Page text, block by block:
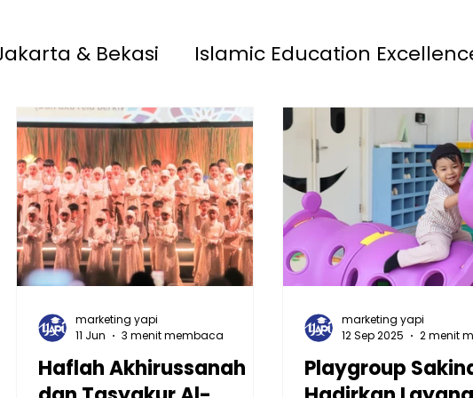
& Bekasi Islamic Education
SDIA 13 Rawamangun YAPI Playgroup
SMAIA 33 Jatimakmur
Haflah Akhirussanah
marketing yapi
11 Jun
3 menit membaca
Playgroup
marketing yapi
12 Sep 2025
2 menit